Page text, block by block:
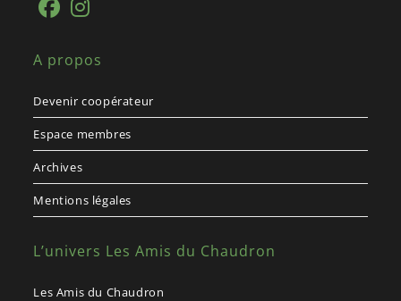
A propos
Devenir coopérateur
Espace membres
Archives
Mentions légales
L’univers Les Amis du Chaudron
Les Amis du Chaudron